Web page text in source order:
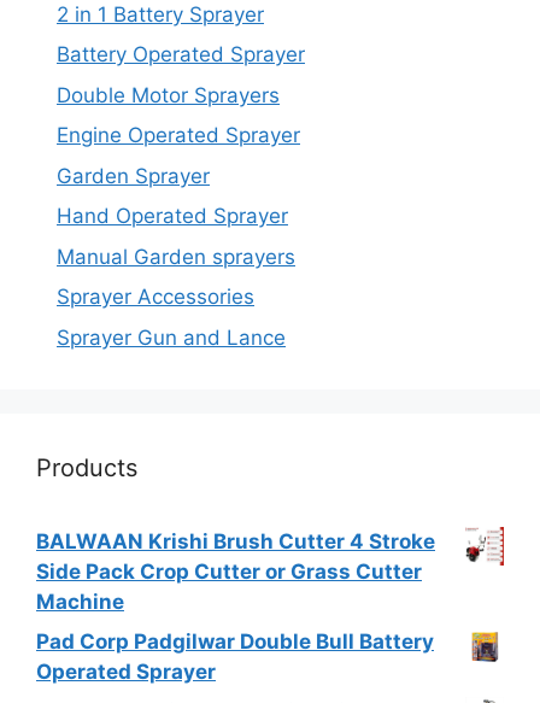
2 in 1 Battery Sprayer
Battery Operated Sprayer
Double Motor Sprayers
Engine Operated Sprayer
Garden Sprayer
Hand Operated Sprayer
Manual Garden sprayers
Sprayer Accessories
Sprayer Gun and Lance
Products
BALWAAN Krishi Brush Cutter 4 Stroke
Side Pack Crop Cutter or Grass Cutter
Machine
Pad Corp Padgilwar Double Bull Battery
Operated Sprayer